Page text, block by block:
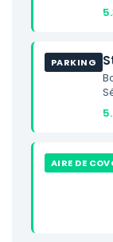
PARKING
AIRE DE